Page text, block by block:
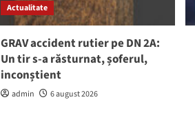
Actualitate
GRAV accident rutier pe DN 2A:
Un tir s-a răsturnat, șoferul,
inconștient
admin 6 august 2026